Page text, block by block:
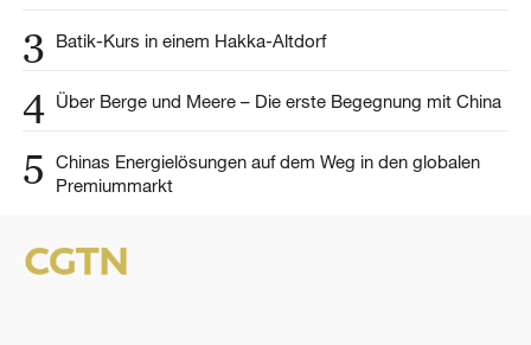
3 Batik-Kurs in einem Hakka-Altdorf
4 Über Berge und Meere – Die erste Begegnung mit China
5
Chinas Energielösungen auf dem Weg in den globalen
Premiummarkt